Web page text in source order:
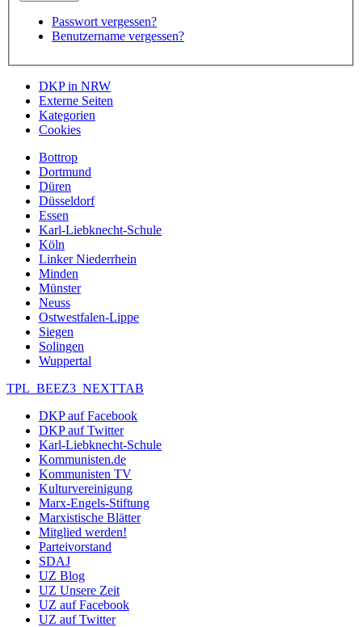
Passwort vergessen?
Benutzername vergessen?
DKP in NRW
Externe Seiten
Kategorien
Cookies
Bottrop
Dortmund
Düren
Düsseldorf
Essen
Karl-Liebknecht-Schule
Köln
Linker Niederrhein
Minden
Münster
Neuss
Ostwestfalen-Lippe
Siegen
Solingen
Wuppertal
TPL_BEEZ3_NEXTTAB
DKP auf Facebook
DKP auf Twitter
Karl-Liebknecht-Schule
Kommunisten.de
Kommunisten TV
Kulturvereinigung
Marx-Engels-Stiftung
Marxistische Blätter
Mitglied werden!
Parteivorstand
SDAJ
UZ Blog
UZ Unsere Zeit
UZ auf Facebook
UZ auf Twitter